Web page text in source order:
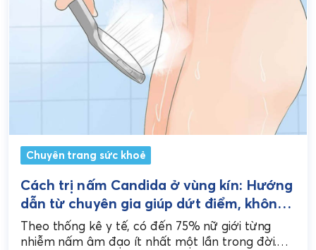
Chuyên trang sức khoẻ
Cách trị nấm Candida ở vùng kín: Hướng
dẫn từ chuyên gia giúp dứt điểm, không
tái phát
Theo thống kê y tế, có đến 75% nữ giới từng
nhiễm nấm âm đạo ít nhất một lần trong đời.